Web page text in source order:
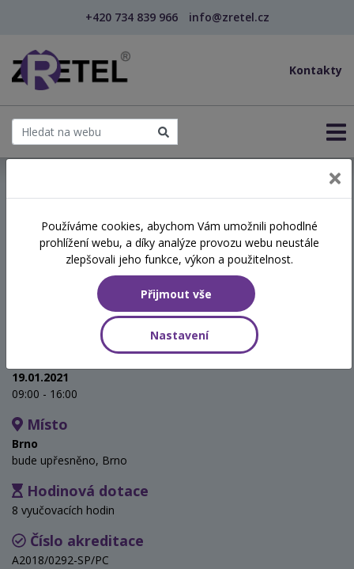
+420 734 839 966 info@zretel.cz
Kontakty
Využití písku jako
aktivizačního prvku v
sociálních službách
19.01.2021
09:00 - 16:00
Místo
Brno
bude upřesněno, Brno
Hodinová dotace
8 vyučovacích hodin
Číslo akreditace
A2018/0292-SP/PC
Používáme cookies, abychom Vám umožnili pohodlné
prohlížení webu, a díky analýze provozu webu neustále
zlepšovali jeho funkce, výkon a použitelnost.
Přijmout vše
Nastavení